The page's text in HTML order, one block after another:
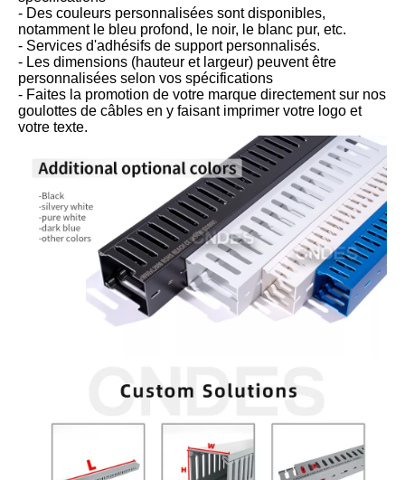
- Des couleurs personnalisées sont disponibles,
notamment le bleu profond, le noir, le blanc pur, etc.
- Services d'adhésifs de support personnalisés.
- Les dimensions (hauteur et largeur) peuvent être
personnalisées selon vos spécifications
- Faites la promotion de votre marque directement sur nos
goulottes de câbles en y faisant imprimer votre logo et
votre texte.